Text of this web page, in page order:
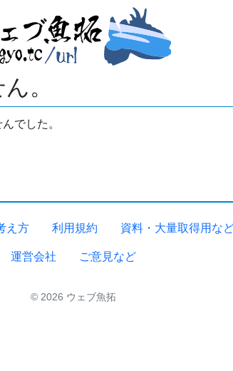
。
でした。
え方 利用規約 資料・大量取得用な
運営会社 ご意見など
© 2026 ウェブ魚拓